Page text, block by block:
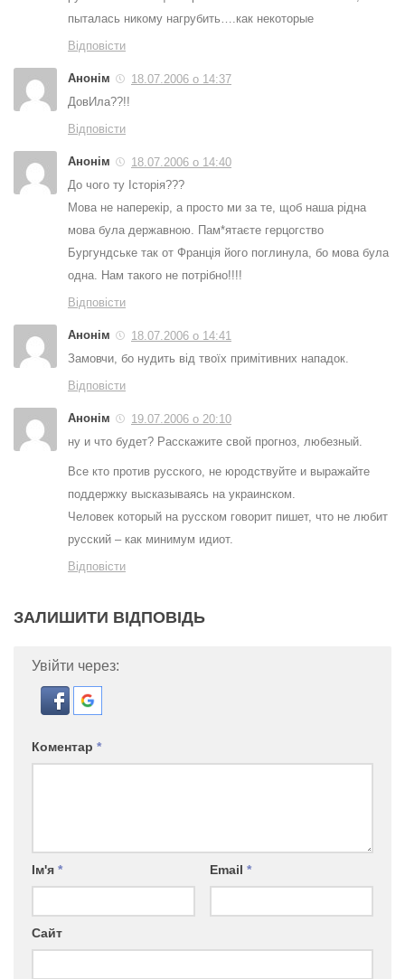
пыталась никому нагрубить….как некоторые
Відповісти
Анонім
18.07.2006 о 14:37
ДовИла??!!
Відповісти
Анонім
18.07.2006 о 14:40
До чого ту Історія???
Мова не наперекір, а просто ми за те, щоб наша рідна
мова була державною. Пам*ятаєте герцогство
Бургундське так от Франція його поглинула, бо мова була
одна. Нам такого не потрібно!!!!
Відповісти
Анонім
18.07.2006 о 14:41
Замовчи, бо нудить від твоїх примітивних нападок.
Відповісти
Анонім
19.07.2006 о 20:10
ну и что будет? Расскажите свой прогноз, любезный.
Все кто против русского, не юродствуйте и выражайте
поддержку высказываясь на украинском.
Человек который на русском говорит пишет, что не любит
русский – как минимум идиот.
Відповісти
ЗАЛИШИТИ ВІДПОВІДЬ
Увійти через:
Коментар *
Ім'я * Email *
Сайт